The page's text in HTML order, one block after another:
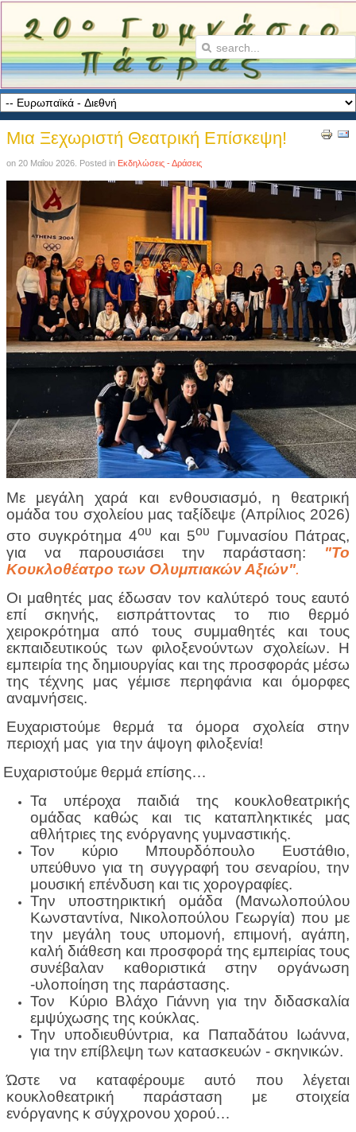
Μια Ξεχωριστή Θεατρική Επίσκεψη!
on 20 Μαΐου 2026 . Posted in Εκδηλώσεις - Δράσεις
Με μεγάλη χαρά και ενθουσιασμό, η θεατρική
ομάδα του σχολείου μας ταξίδεψε (Απρίλιος 2026)
στο συγκρότημα 4ου και 5ου
Γυμνασίου Πάτρας,
για να παρουσιάσει την παράσταση: "Το
Κουκλοθέατρο των Ολυμπιακών Αξιών".
Οι μαθητές μας έδωσαν τον καλύτερό τους εαυτό
επί σκηνής, εισπράττοντας το πιο θερμό
χειροκρότημα από τους συμμαθητές και τους
εκπαιδευτικούς των φιλοξενούντων σχολείων. Η
εμπειρία της δημιουργίας και της προσφοράς μέσω
της τέχνης μας γέμισε περηφάνια και όμορφες
αναμνήσεις.
Ευχαριστούμε θερμά τα όμορα σχολεία στην
περιοχή μας για την άψογη φιλοξενία!
θερμά επίσης…
Τα υπέροχα παιδιά της κουκλοθεατρικής
ομάδας καθώς και τις καταπληκτικές μας
αθλήτριες της ενόργανης γυμναστικής.
Τον κύριο Μπουρδόπουλο Ευστάθιο,
υπεύθυνο για τη συγγραφή του σεναρίου, την
μουσική επένδυση και τις χορογραφίες.
Την υποστηρικτική ομάδα (Μανωλοπούλου
Κωνσταντίνα, Νικολοπούλου Γεωργία) που με
την μεγάλη τους υπομονή, επιμονή, αγάπη,
καλή διάθεση και προσφορά της εμπειρίας τους
συνέβαλαν καθοριστικά στην οργάνωση
-υλοποίηση της παράστασης.
Τον Κύριο Βλάχο Γιάννη για την διδασκαλία
εμψύχωσης της κούκλας.
Την υποδιευθύντρια, κα Παπαδάτου Ιωάννα,
για την επίβλεψη των κατασκευών - σκηνικών.
Ώστε να καταφέρουμε αυτό που λέγεται
κουκλοθεατρική παράσταση με στοιχεία
ενόργανης κ σύγχρονου χορού…